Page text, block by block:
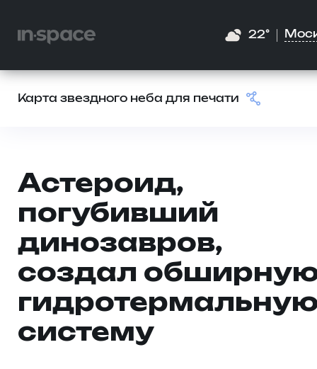
22°
Карта звездного неба для печати
Астероид,
погубивший
динозавров,
создал
систему